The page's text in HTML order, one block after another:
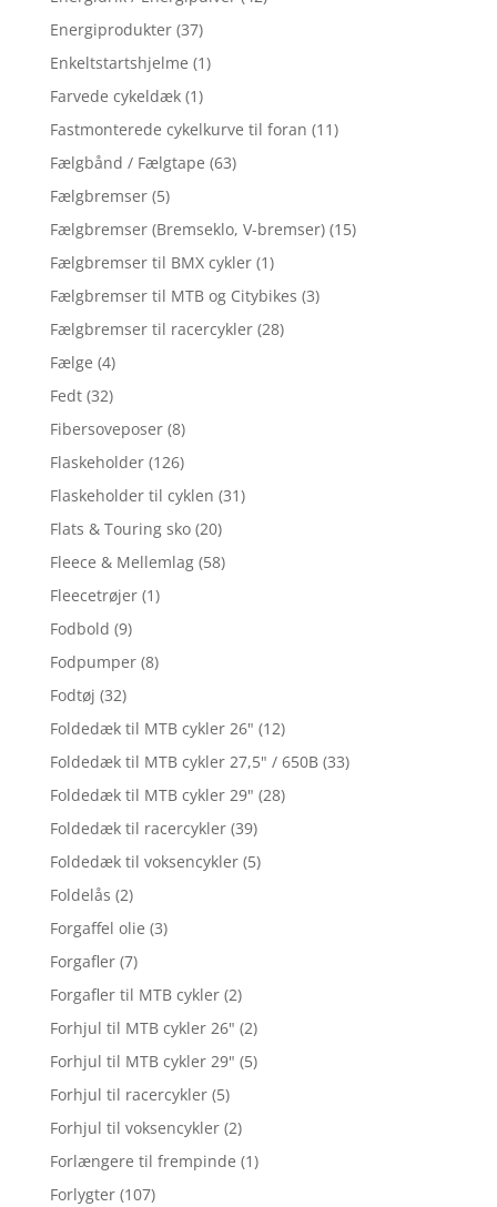
Energiprodukter (37)
Enkeltstartshjelme (1)
Farvede cykeldæk (1)
Fastmonterede cykelkurve til foran (11)
Fælgbånd / Fælgtape (63)
Fælgbremser (5)
Fælgbremser (Bremseklo, V-bremser) (15)
Fælgbremser til BMX cykler (1)
Fælgbremser til MTB og Citybikes (3)
Fælgbremser til racercykler (28)
Fælge (4)
Fedt (32)
Fibersoveposer (8)
Flaskeholder (126)
Flaskeholder til cyklen (31)
Flats & Touring sko (20)
Fleece & Mellemlag (58)
Fleecetrøjer (1)
Fodbold (9)
Fodpumper (8)
Fodtøj (32)
Foldedæk til MTB cykler 26" (12)
Foldedæk til MTB cykler 27,5" / 650B (33)
Foldedæk til MTB cykler 29" (28)
Foldedæk til racercykler (39)
Foldedæk til voksencykler (5)
Foldelås (2)
Forgaffel olie (3)
Forgafler (7)
Forgafler til MTB cykler (2)
Forhjul til MTB cykler 26" (2)
Forhjul til MTB cykler 29" (5)
Forhjul til racercykler (5)
Forhjul til voksencykler (2)
Forlængere til frempinde (1)
Forlygter (107)